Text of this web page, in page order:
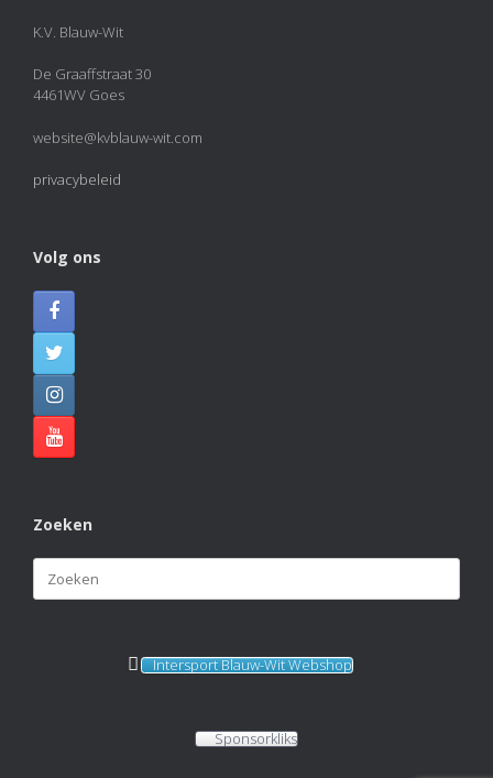
K.V. Blauw-Wit
De Graaffstraat 30
4461WV Goes
website@kvblauw-wit.com
privacybeleid
Volg ons
Zoeken
Zoeken
naar:
Intersport Blauw-Wit Webshop
Sponsorkliks